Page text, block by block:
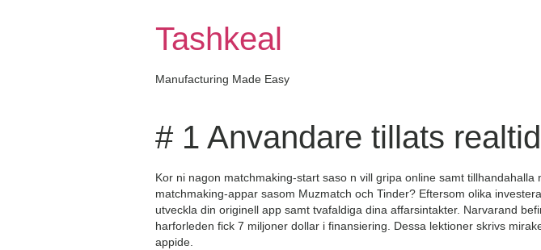
Tashkeal
Manufacturing Made Easy
# 1 Anvandare tillats
Kor ni nagon matchmaking-start saso n vill gripa online samt
matchmaking-appar sasom Muzmatch och Tinder? Eftersom olika
utveckla din originell app samt tvafaldiga dina affarsintakter. Narvarand
harforleden fick 7 miljoner dollar i finansiering. Dessa lektioner skrivs
appide.